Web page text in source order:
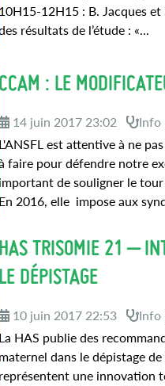
10H15-12H15 : B. Jacques
résultats de l’étude : «...
CCAM : LE
14 juin 2017 23:02
Info
L'ANSFL est attentive à ne
faire pour défendre notre
important de souligner le
En 2016, elle impose aux
HAS TRISOMIE 21 –
LE DÉPISTAGE
10 juin 2017 22:53 Info
La HAS publie des
maternel dans le dépistage
représentent une innovation